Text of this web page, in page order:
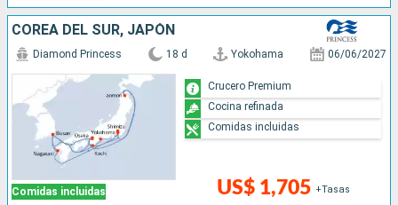
COREA DEL SUR, JAPÓN
Comidas incluidas
Diamond Princess 18 d Yokohama 06/06/2027
US$ 1,705 +Tasas
Crucero Premium
Cocina refinada
Comidas incluidas